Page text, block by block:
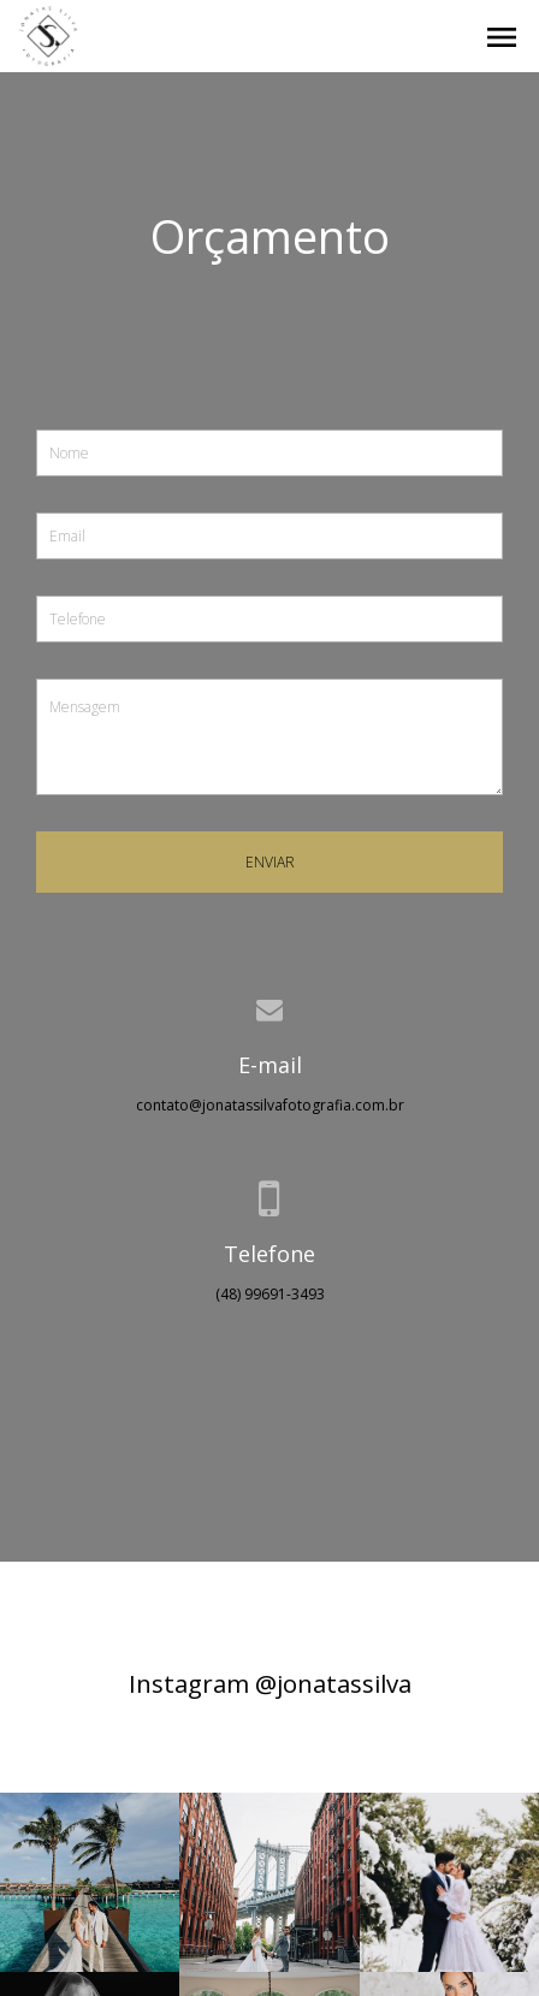
menu
Orçamento
ENVIAR
E-mail
contato@jonatassilvafotografia.com.br
Telefone
(48) 99691-3493
Instagram @jonatassilva